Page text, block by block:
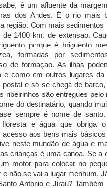
é um afluente da
dos Andes. É o rio mais
região. Com mais sedimentos
1400 km. de extensao.
porque é briguento
formadas por
de formaçao. As ilhas
e como em outros lugares da
e só se chega de
ribeirinhos são entregues pelo
do destinatário, quando
sempre é nome de
e água que obriga o
aos bens mais básicos
neste mundão de água e
crianças é uma canoa. Se a
motor para colocar no
não se vai a lugar menhum.
Antonio e Jirau? Também